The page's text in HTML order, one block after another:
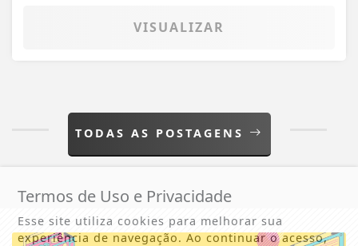
VISUALIZAR
TODAS AS POSTAGENS
Termos de Uso e Privacidade
Esse site utiliza cookies para melhorar sua
experiência de navegação. Ao continuar o acesso,